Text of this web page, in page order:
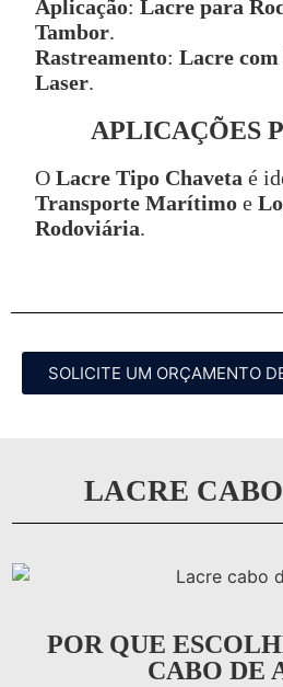
Aplicação: Lacre para
Tambor.
Rastreamento: Lacre
Laser.
APLICAÇÕES
O Lacre Tipo Chaveta é
Transporte Marítimo e
Rodoviária.
SOLICITE UM ORÇAMENTO
LACRE
POR QUE
CABO DE